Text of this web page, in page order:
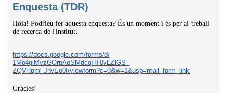
Enquesta (TDR)
Hola! Podrieu fer aquesta enquesta? És un moment i és per al treball
de recerca de l'institut.
https://docs.google.com/forms/d/
1Mo4giMvzGOrpAoSMdcqHT0vLZlGS_
ZQVHqm_JnvEo0I/viewform?c=0&w=1&usp=mail_form_link
Gràcies!